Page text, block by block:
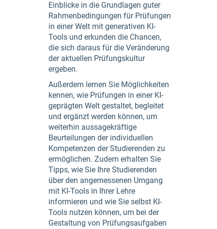
Einblicke in die Grundlagen guter
Rahmenbedingungen für Prüfungen
in einer Welt mit generativen KI-
Tools und erkunden die Chancen,
die sich daraus für die Veränderung
der aktuellen Prüfungskultur
ergeben.
Außerdem lernen Sie Möglichkeiten
kennen, wie Prüfungen in einer KI-
geprägten Welt gestaltet, begleitet
und ergänzt werden können, um
weiterhin aussagekräftige
Beurteilungen der individuellen
Kompetenzen der Studierenden zu
ermöglichen. Zudem erhalten Sie
Tipps, wie Sie Ihre Studierenden
über den angemessenen Umgang
mit KI-Tools in Ihrer Lehre
informieren und wie Sie selbst KI-
Tools nutzen können, um bei der
Gestaltung von Prüfungsaufgaben